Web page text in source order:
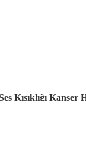
Kısıklığı
ölümlerin ise